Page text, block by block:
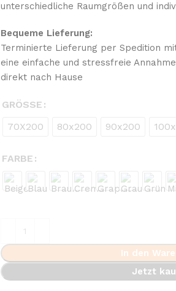
unterschiedliche Raumgrößen und
Bequeme Lieferung:
Terminierte Lieferung per Spedition
eine einfache und stressfreie
direkt nach Hause
GRÖSSE
70X200
80x200 90x200
FARBE
In den
Jetzt